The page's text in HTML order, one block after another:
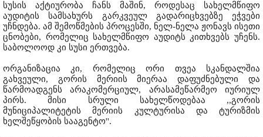
სუსის აქტიურობა ჩანს მაშინ, როდესაც სახელმწიფო
აუდიტის სამსახურს გარკვეულ გადარიცხვებზე ეჭვები
უჩნდება. ამ შემოწმების პროცესში, ნელ-ნელა ჟონავს ისეთი
ცნობები, რომელიც სახელმწიფო აუდიტს კითხვებს უჩენს.
საბოლოოდ კი სუსი ერთვება.
ორგანიზაცია კი, რომელიც ორი თვეა სკანდალშია
გახვეული, გორის მერიის მიერაა დაფუძნებული და
წარმოადგენს არაკომერციულ, არასამეწარმეო იურიულ
პირს. მისი სრული სახელწოდებაა ,,გორის
მუნიციპალიტეტის მერიის კულტურისა და ტურიზმის
ხელშეწყობის სააგენტო''.